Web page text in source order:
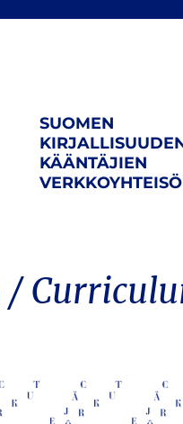
SUOMEN
KIRJALLISUUDEN
KÄÄNTÄJIEN
VERKKOYHTEISÖ